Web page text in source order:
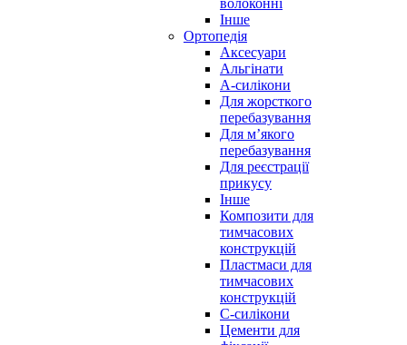
волоконні
Інше
Ортопедія
Аксесуари
Альгінати
А-силікони
Для жорсткого
перебазування
Для м’якого
перебазування
Для реєстрації
прикусу
Інше
Композити для
тимчасових
конструкцій
Пластмаси для
тимчасових
конструкцій
С-силікони
Цементи для